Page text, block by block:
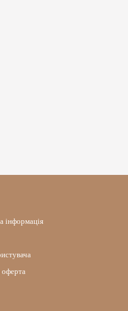
інформація
оферта